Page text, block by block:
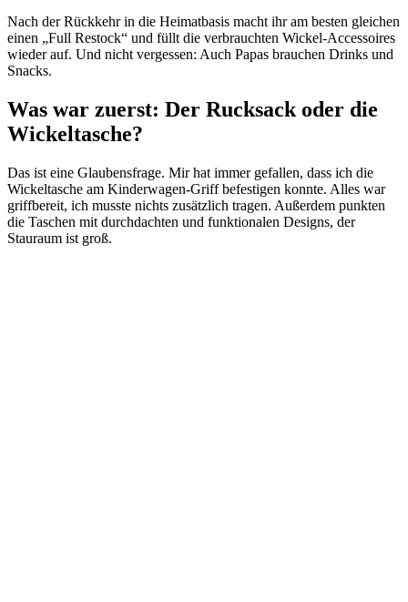
Nach der Rückkehr in die Heimatbasis macht ihr am besten gleichen
einen „Full Restock“ und füllt die verbrauchten Wickel-Accessoires
wieder auf. Und nicht vergessen: Auch Papas brauchen Drinks und
Snacks.
Was war zuerst: Der Rucksack oder die
Wickeltasche?
Das ist eine Glaubensfrage. Mir hat immer gefallen, dass ich die
Wickeltasche am Kinderwagen-Griff befestigen konnte. Alles war
griffbereit, ich musste nichts zusätzlich tragen. Außerdem punkten
die Taschen mit durchdachten und funktionalen Designs, der
Stauraum ist groß.